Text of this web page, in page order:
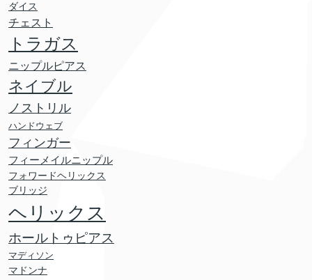
ダイス
チェスト
トラガス
ニップルピアス
ネイブル
ノストリル
ハンドウェブ
フィンガー
フィーメイルニップル
フォワードヘリックス
ブリッジ
ヘリックス
ホールトゥピアス
マディソン
マドンナ